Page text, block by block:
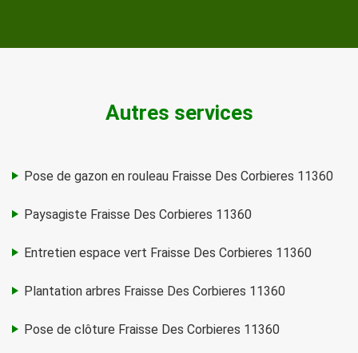
Autres services
Pose de gazon en rouleau Fraisse Des Corbieres 11360
Paysagiste Fraisse Des Corbieres 11360
Entretien espace vert Fraisse Des Corbieres 11360
Plantation arbres Fraisse Des Corbieres 11360
Pose de clôture Fraisse Des Corbieres 11360